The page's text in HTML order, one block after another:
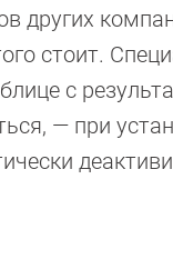
других
стоит.
с
— при